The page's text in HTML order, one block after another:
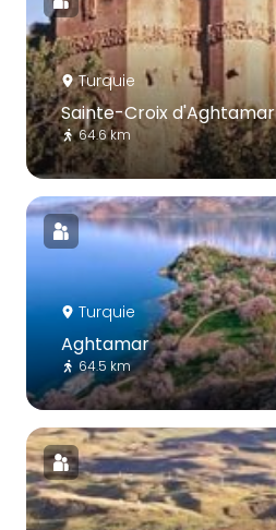
Turquie
Sainte-Croix d'Aghtamar
64.6 km
Turquie
Aghtamar
64.5 km